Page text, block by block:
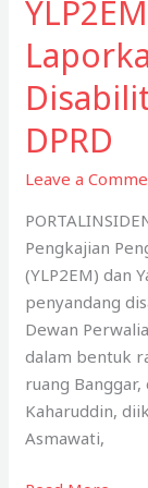
DPRD
Leave a
Pengkajian
(YLP2EM) dan
penyandang
Dewan
dalam bentuk
ruang
Kaharuddin,
Asmawati,